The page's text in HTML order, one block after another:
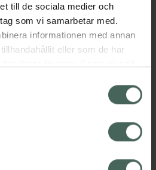
till de sociala medier och
som vi samarbetar med.
informationen med annan
eller som de har
webbplatsens
samtycke påverkar inte
som skett innan återkallelsen.